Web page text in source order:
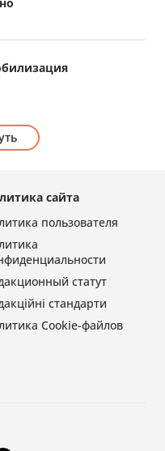
сайта
пользователя
статут
стандарти
Cookie-файлов